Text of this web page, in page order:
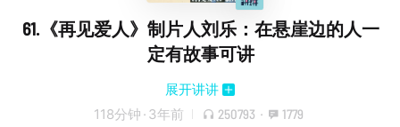
61.《再见爱人》制片人刘乐：在悬崖边的人一
定有故事可讲
展开讲讲
118分钟 · 3年前 250793 · 1779